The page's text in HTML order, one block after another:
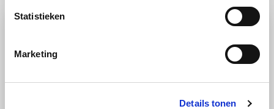
Statistieken
Marketing
Details tonen